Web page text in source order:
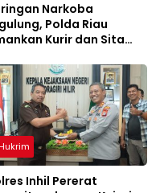
Narkoba
Polda Riau
Kurir dan Sita
Hukrim
Inhil Pererat